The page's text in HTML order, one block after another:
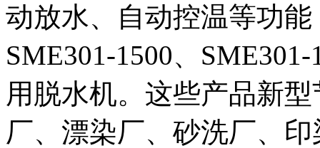
动放水、自动控温等功
SME301-1500、
用脱水机。这些产品新
厂、漂染厂、砂洗厂、